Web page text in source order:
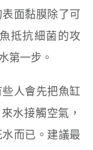
面黏膜除了可
抵抗細菌的攻
第一步。
人會先把魚缸
水接觸空氣，
而已。建議最